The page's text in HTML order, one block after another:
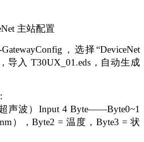
主站配置
，选择“DeviceNet
导入 T30UX_01.eds，自动生成
声波）Input 4 Byte——Byte0~1
），Byte2 = 温度，Byte3 = 状